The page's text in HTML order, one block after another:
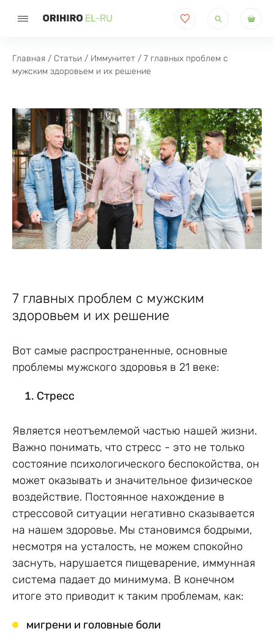
товаров
Главная / Статьи / Иммунитет / 7 главных проблем с
мужским здоровьем и их решение
7 главных проблем с мужским
здоровьем и их решение
Вот самые распространенные, основные
проблемы мужского здоровья в 21 веке:
Стресс
Является неотъемлемой частью нашей жизни.
Важно понимать, что стресс - это не только
состояние психологического беспокойства, он
может оказывать и значительное физическое
воздействие. Постоянное нахождение в
стрессовой ситуации негативно сказывается
на нашем здоровье. Мы становимся бодрыми,
несмотря на усталость, не можем спокойно
заснуть, нарушается пищеварение, иммунная
система падает до минимума. В конечном
итоге это приводит к таким проблемам, как:
мигрени и головные боли